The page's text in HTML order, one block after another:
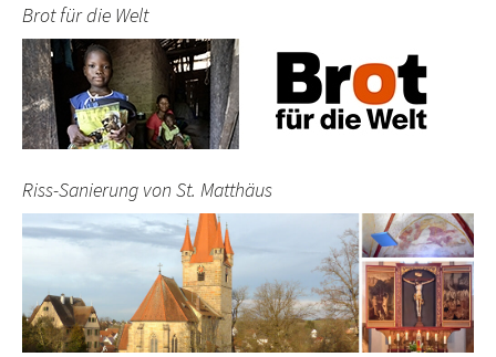
Brot für die Welt
Riss-Sanierung von St. Matthäus